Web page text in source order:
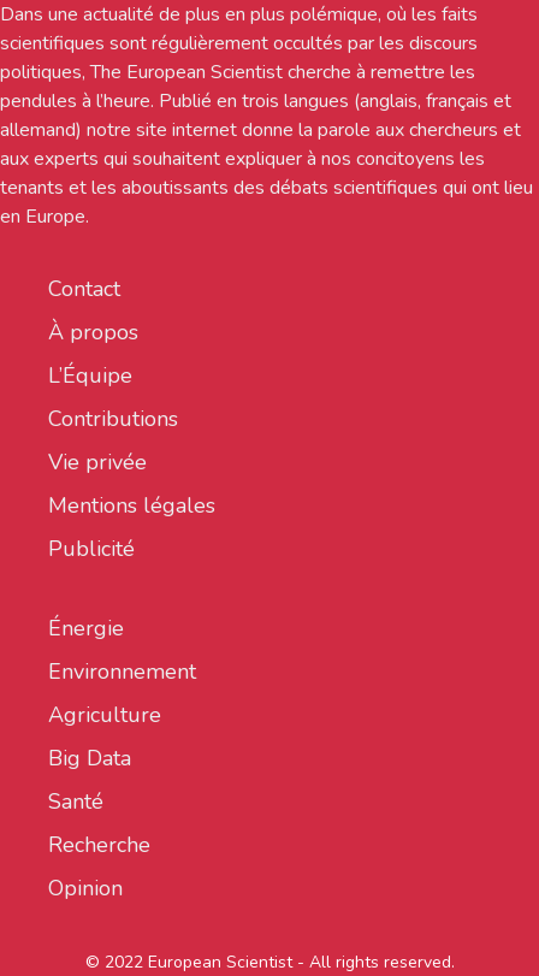
Dans une actualité de plus en plus polémique, où les faits
scientifiques sont régulièrement occultés par les discours
politiques, The European Scientist cherche à remettre les
pendules à l’heure. Publié en trois langues (anglais, français et
allemand) notre site internet donne la parole aux chercheurs et
aux experts qui souhaitent expliquer à nos concitoyens les
tenants et les aboutissants des débats scientifiques qui ont lieu
en Europe.
Contact
À propos
L’Équipe
Contributions
Vie privée
Mentions légales
Publicité
Énergie
Environnement
Agriculture
Big Data
Santé
Recherche
Opinion
© 2022 European Scientist - All rights reserved.